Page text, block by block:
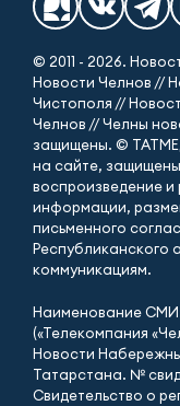
© 2011 - 2026.
Новости Челнов //
Чистополя //
Челнов // Челны
защищены. ©
на сайте,
воспроизведение
информации,
письменного
Республиканского
коммуникациям.
Наименование
(«Телекомпания
Новости
Татарстана. №
Свидетельство о